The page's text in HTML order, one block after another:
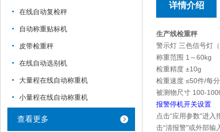
在线自动复检秤
自动称重贴标机
皮带检重秤
在线自动选别机
大量程在线自动称重机
小量程在线自动称重机
查看更多
详情介绍
生产线检重秤
警示灯 三色信号灯
称重范围 1～60kg
检重精度 ±10g
检重速度 ≤50件/每
被测物尺寸 100-
报警停机开关设置
点击“应用参数"进
击“清报警"或外部输